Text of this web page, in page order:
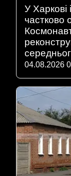
У Харкові
частково
04.08.2026